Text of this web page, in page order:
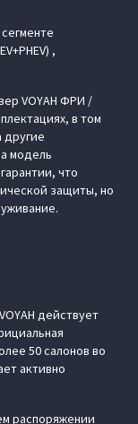
,
VOYAH ФРИ /
в том
другие
модель
что
защиты, но
действует
50 салонов во
активно
распоряжении